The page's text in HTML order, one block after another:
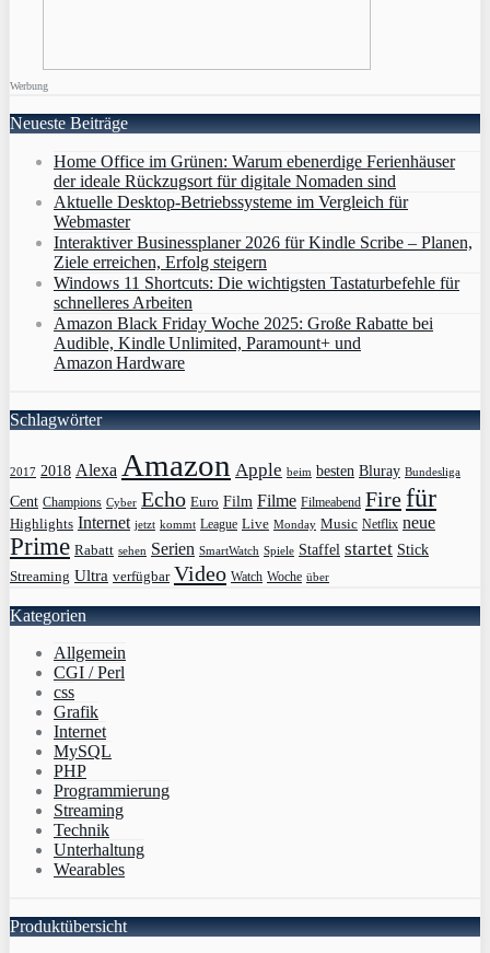
Werbung
Neueste Beiträge
Home Office im Grünen: Warum ebenerdige Ferienhäuser
der ideale Rückzugsort für digitale Nomaden sind
Aktuelle Desktop-Betriebssysteme im Vergleich für
Webmaster
Interaktiver Businessplaner 2026 für Kindle Scribe – Planen,
Ziele erreichen, Erfolg steigern
Windows 11 Shortcuts: Die wichtigsten Tastaturbefehle für
schnelleres Arbeiten
Amazon Black Friday Woche 2025: Große Rabatte bei
Audible, Kindle Unlimited, Paramount+ und
Amazon Hardware
Schlagwörter
2017 2018 Alexa Amazon Apple beim besten Bluray Bundesliga
Cent Champions Cyber Echo Euro Film Filme Filmeabend Firefür
Highlights Internet jetzt kommt League Live Monday Music Netflix neue
Prime Rabatt sehen Serien SmartWatch Spiele Staffel startet Stick
Streaming Ultra verfügbar Video Watch Woche über
Kategorien
Allgemein
CGI / Perl
css
Grafik
Internet
MySQL
PHP
Programmierung
Streaming
Technik
Unterhaltung
Wearables
Produktübersicht